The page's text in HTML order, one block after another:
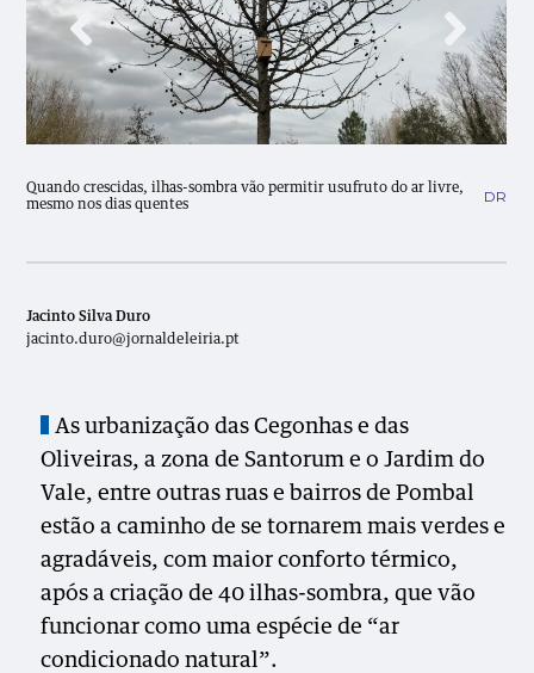
Quando crescidas, ilhas-sombra vão permitir usufruto do ar livre,
mesmo nos dias quentes
DR
Jacinto Silva Duro
jacinto.duro@jornaldeleiria.pt
As urbanização das Cegonhas e das
Oliveiras, a zona de Santorum e o Jardim do
Vale, entre outras ruas e bairros de Pombal
estão a caminho de se tornarem mais verdes e
agradáveis, com maior conforto térmico,
após a criação de 40 ilhas-sombra, que vão
funcionar como uma espécie de “ar
condicionado natural”.